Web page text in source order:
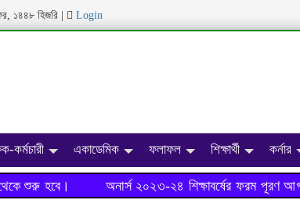
১৪৪৮ হিজরি Login
কর্মচারী একাডেমিক ফলাফল শিক্ষার্থী কর্নার
অনার্স ২০২৩-২৪ শিক্ষাবর্ষের ফরম পূরণ
শুরু হবে।